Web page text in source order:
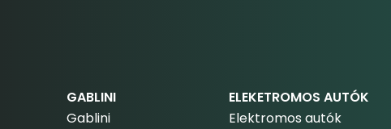
GABLINI
Gablini
ELEKETROMOS AUTÓK
Elektromos autók